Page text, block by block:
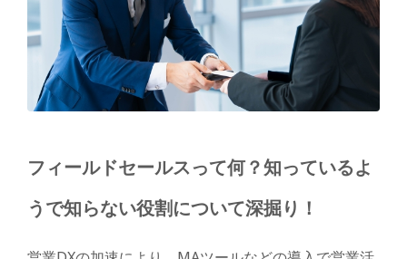
フィールドセールスって何？知っているよ
うで知らない役割について深掘り！